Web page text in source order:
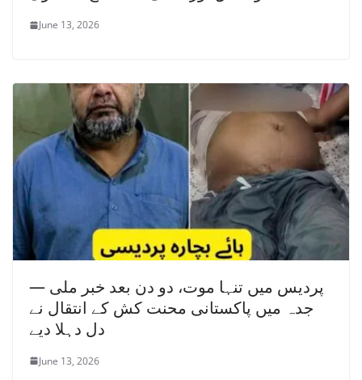
June 13, 2026
پردیس میں تنہا موت، دو دن بعد خبر ملی —
جدہ میں پاکستانی محنت کش کے انتقال نے
دل دہلا دیے
June 13, 2026